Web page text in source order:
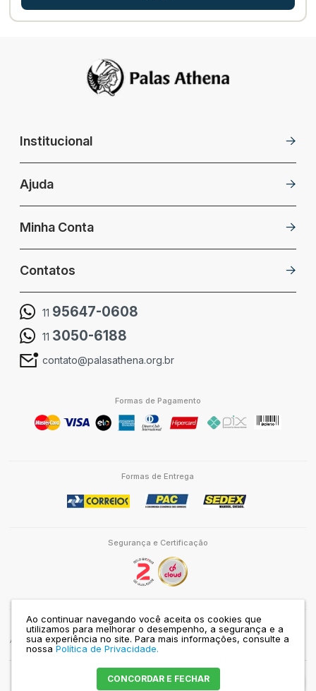
Ao continuar navegando você aceita os cookies que
utilizamos para melhorar o desempenho, a segurança e a
sua experiência no site. Para mais informações, consulte a
nossa Política de Privacidade.
CONCORDAR E FECHAR
Institucional
Ajuda
Minha Conta
Contatos
11 95647-0608
11 3050-6188
contato@palasathena.org.br
Formas de Pagamento
Formas de Entrega
Segurança e Certificação
www.palasathena.org.br
ASSOCIAÇÃO PALAS ATHENA DO BRASIL | CNPJ: 43.310.283/0001-80 | RUA JOÃO
DO RIO, 75 | PINHEIROS | SÃO PAULO-SP | CEP 05417-090 |